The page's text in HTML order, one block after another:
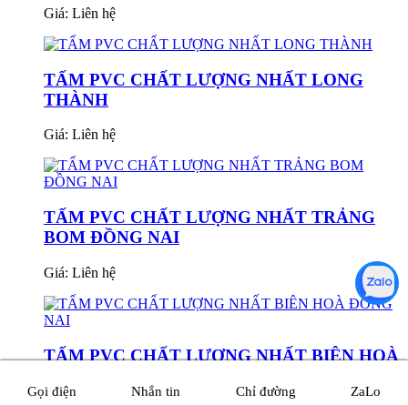
Giá: Liên hệ
TẤM PVC CHẤT LƯỢNG NHẤT LONG
THÀNH
Giá: Liên hệ
TẤM PVC CHẤT LƯỢNG NHẤT TRẢNG
BOM ĐỒNG NAI
Giá: Liên hệ
TẤM PVC CHẤT LƯỢNG NHẤT BIÊN HOÀ
Gọi điện Nhắn tin Chỉ đường ZaLo